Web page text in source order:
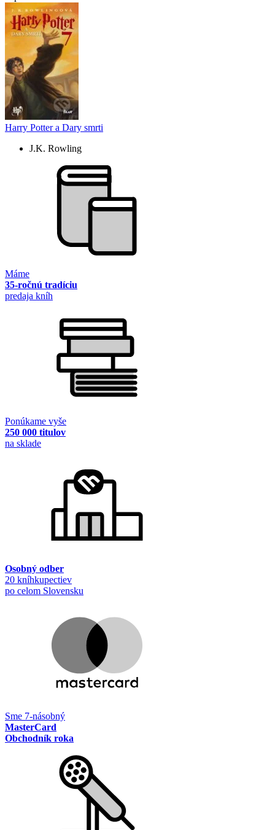
Harry Potter a Dary smrti
J.K. Rowling
Máme
35-ročnú tradíciu
predaja kníh
Ponúkame vyše
250 000 titulov
na sklade
Osobný odber
20 kníhkupectiev
po celom Slovensku
Sme 7-násobný
MasterCard
Obchodník roka